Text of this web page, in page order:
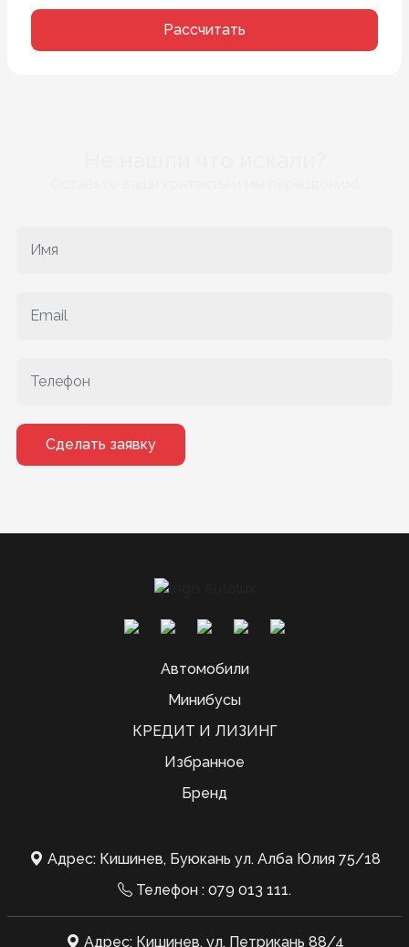
Рассчитать
Сделать заявку
Автомобили
Минибусы
КРЕДИТ И ЛИЗИНГ
Избранное
Бренд
Адрес: Кишинев, Буюкань ул. Алба Юлия 75/18
Телефон : 079 013 111.
Адрес: Кишинев, ул. Петрикань 88/4